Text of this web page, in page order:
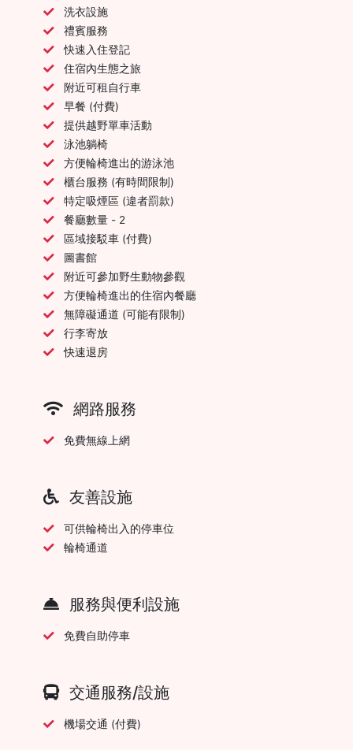
洗衣設施
禮賓服務
快速入住登記
住宿內生態之旅
附近可租自行車
早餐 (付費)
提供越野單車活動
泳池躺椅
方便輪椅進出的游泳池
櫃台服務 (有時間限制)
特定吸煙區 (違者罰款)
餐廳數量 - 2
區域接駁車 (付費)
圖書館
附近可參加野生動物參觀
方便輪椅進出的住宿內餐廳
無障礙通道 (可能有限制)
行李寄放
快速退房
網路服務
免費無線上網
友善設施
可供輪椅出入的停車位
輪椅通道
服務與便利設施
免費自助停車
交通服務/設施
機場交通 (付費)